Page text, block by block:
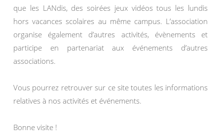
que les LANdis, des soirées jeux vidéos tous les lundis
hors vacances scolaires au même campus. L’association
organise également d’autres activités, évènements et
participe en partenariat aux événements d’autres
associations.
Vous pourrez retrouver sur ce site toutes les informations
relatives à nos activités et événements.
Bonne visite !